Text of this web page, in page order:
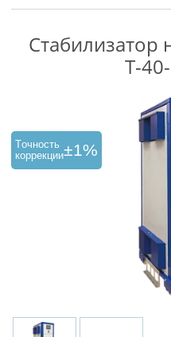
Т-
Tочность
коррекции±1%